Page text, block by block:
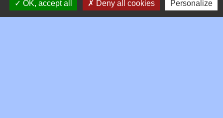
01600 Toussieux - FRANCE
+33 4 74 00 19 03
OK, accept all
Deny all cookies Personalize